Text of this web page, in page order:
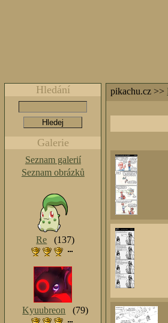
pikachu.cz >>
Hledání
Galerie
Seznam galerií
Seznam obrázků
Re (137)
Kyuubreon (79)